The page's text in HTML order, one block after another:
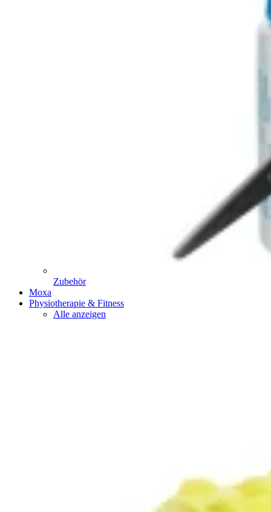
Zubehör
Moxa
Physiotherapie & Fitness
Alle anzeigen